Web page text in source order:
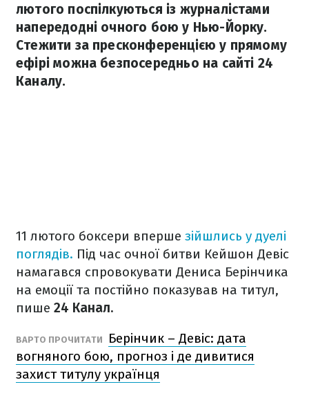
лютого поспілкуються із журналістами
напередодні очного бою у Нью-Йорку.
Стежити за пресконференцією у прямому
ефірі можна безпосередньо на сайті 24
Каналу.
11 лютого боксери вперше зійшлись у дуелі
поглядів. Під час очної битви Кейшон Девіс
намагався спровокувати Дениса Берінчика
на емоції та постійно показував на титул,
пише 24 Канал.
ВАРТО ПРОЧИТАТИ
Берінчик – Девіс: дата
вогняного бою, прогноз і де дивитися
захист титулу українця